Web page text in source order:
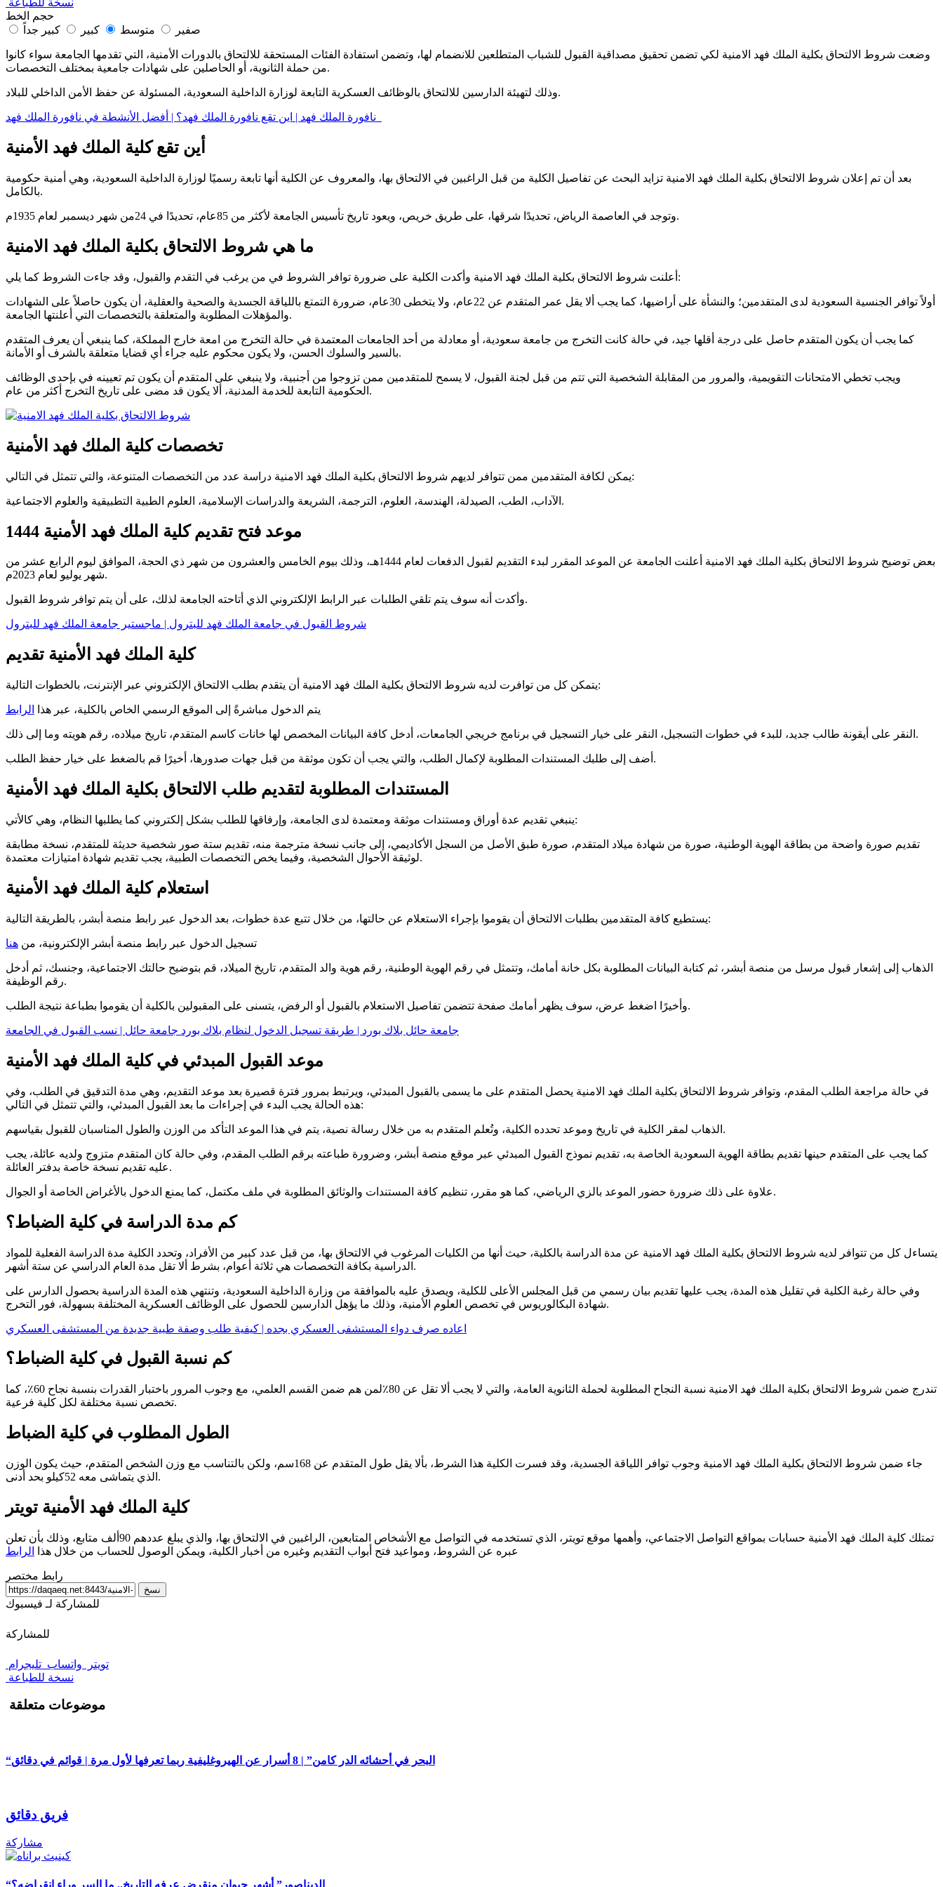
نسخة للطباعة
حجم الخط
صفير
متوسط كبير كبير جداً
وضعت شروط الالتحاق بكلية الملك فهد الامنية لكي تضمن تحقيق مصداقية القبول للشباب المتطلعين للانضمام لها، وتضمن استفادة الفئات المستحقة للالتحاق بالدورات الأمنية، التي تقدمها الجامعة سواء كانوا
من حملة الثانوية، أو الحاصلين على شهادات جامعية بمختلف التخصصات.
وذلك لتهيئة الدارسين للالتحاق بالوظائف العسكرية التابعة لوزارة الداخلية السعودية، المسئولة عن حفظ الأمن الداخلي للبلاد.
أين تقع كلية الملك فهد الأمنية
بعد أن تم إعلان شروط الالتحاق بكلية الملك فهد الامنية تزايد البحث عن تفاصيل الكلية من قبل الراغبين في الالتحاق بها، والمعروف عن الكلية أنها تابعة رسميًا لوزارة الداخلية السعودية، وهي أمنية حكومية
بالكامل.
وتوجد في العاصمة الرياض، تحديدًا شرقها، على طريق خريص، ويعود تاريخ تأسيس الجامعة لأكثر من 85عام، تحديدًا في 24من شهر ديسمبر لعام 1935م.
ما هي شروط الالتحاق بكلية الملك فهد الامنية
أعلنت شروط الالتحاق بكلية الملك فهد الامنية وأكدت الكلية على ضرورة توافر الشروط في من يرغب في التقدم والقبول، وقد جاءت الشروط كما يلي:
أولاً توافر الجنسية السعودية لدى المتقدمين؛ والنشأة على أراضيها، كما يجب ألا يقل عمر المتقدم عن 22عام، ولا يتخطى 30عام، ضرورة التمتع باللياقة الجسدية والصحية والعقلية، أن يكون حاصلاً على الشهادات
والمؤهلات المطلوبة والمتعلقة بالتخصصات التي أعلنتها الجامعة.
كما يجب أن يكون المتقدم حاصل على درجة أقلها جيد، في حالة كانت التخرج من جامعة سعودية، أو معادلة من أحد الجامعات المعتمدة في حالة التخرج من امعة خارج المملكة، كما ينبغي أن يعرف المتقدم
بالسير والسلوك الحسن، ولا يكون محكوم عليه جراء أي قضايا متعلقة بالشرف أو الأمانة.
ويجب تخطي الامتحانات التقويمية، والمرور من المقابلة الشخصية التي تتم من قبل لجنة القبول، لا يسمح للمتقدمين ممن تزوجوا من أجنبية، ولا ينبغي على المتقدم أن يكون تم تعيينه في بإحدى الوظائف
الحكومية التابعة للخدمة المدنية، ألا يكون قد مضى على تاريخ التخرج أكثر من عام.
تخصصات كلية الملك فهد الأمنية
يمكن لكافة المتقدمين ممن تتوافر لديهم شروط الالتحاق بكلية الملك فهد الامنية دراسة عدد من التخصصات المتنوعة، والتي تتمثل في التالي:
الآداب، الطب، الصيدلة، الهندسة، العلوم، الترجمة، الشريعة والدراسات الإسلامية، العلوم الطبية التطبيقية والعلوم الاجتماعية.
موعد فتح تقديم كلية الملك فهد الأمنية 1444
بعض توضيح شروط الالتحاق بكلية الملك فهد الامنية أعلنت الجامعة عن الموعد المقرر لبدء التقديم لقبول الدفعات لعام 1444هـ، وذلك بيوم الخامس والعشرون من شهر ذي الحجة، الموافق ليوم الرابع عشر من
شهر يوليو لعام 2023م.
وأكدت أنه سوف يتم تلقي الطلبات عبر الرابط الإلكتروني الذي أتاحته الجامعة لذلك، على أن يتم توافر شروط القبول.
شروط القبول في جامعة الملك فهد للبترول | ماجستير جامعة الملك فهد للبترول
كلية الملك فهد الأمنية تقديم
يتمكن كل من توافرت لديه شروط الالتحاق بكلية الملك فهد الامنية أن يتقدم بطلب الالتحاق الإلكتروني عبر الإنترنت، بالخطوات التالية:
يتم الدخول مباشرةً إلى الموقع الرسمي الخاص بالكلية، عبر هذا الرابط
النقر على أيقونة طالب جديد، للبدء في خطوات التسجيل، النقر على خيار التسجيل في برنامج خريجي الجامعات، أدخل كافة البيانات المخصص لها خانات كاسم المتقدم، تاريخ ميلاده، رقم هويته وما إلى ذلك.
أضف إلى طلبك المستندات المطلوبة لإكمال الطلب، والتي يجب أن تكون موثقة من قبل جهات صدورها، أخيرًا قم بالضغط على خيار حفظ الطلب.
المستندات المطلوبة لتقديم طلب الالتحاق بكلية الملك فهد الأمنية
ينبغي تقديم عدة أوراق ومستندات موثقة ومعتمدة لدى الجامعة، وإرفاقها للطلب بشكل إلكتروني كما يطلبها النظام، وهي كالأتي:
تقديم صورة واضحة من بطاقة الهوية الوطنية، صورة من شهادة ميلاد المتقدم، صورة طبق الأصل من السجل الأكاديمي، إلى جانب نسخة مترجمة منه، تقديم ستة صور شخصية حديثة للمتقدم، نسخة مطابقة
لوثيقة الأحوال الشخصية، وفيما يخص التخصصات الطبية، يجب تقديم شهادة امتيازات معتمدة.
استعلام كلية الملك فهد الأمنية
يستطيع كافة المتقدمين بطلبات الالتحاق أن يقوموا بإجراء الاستعلام عن حالتها، من خلال تتبع عدة خطوات، بعد الدخول عبر رابط منصة أبشر، بالطريقة التالية:
تسجيل الدخول عبر رابط منصة أبشر الإلكترونية، من هنا
الذهاب إلى إشعار قبول مرسل من منصة أبشر، ثم كتابة البيانات المطلوبة بكل خانة أمامك، وتتمثل في رقم الهوية الوطنية، رقم هوية والد المتقدم، تاريخ الميلاد، قم بتوضيح حالتك الاجتماعية، وجنسك، ثم أدخل
رقم الوظيفة.
وأخيرًا اضغط عرض، سوف يظهر أمامك صفحة تتضمن تفاصيل الاستعلام بالقبول أو الرفض، يتسنى على المقبولين بالكلية أن يقوموا بطباعة نتيجة الطلب.
جامعة حائل بلاك بورد | طريقة تسجيل الدخول لنظام بلاك بورد جامعة حائل | نسب القبول في الجامعة
موعد القبول المبدئي في كلية الملك فهد الأمنية
في حالة مراجعة الطلب المقدم، وتوافر شروط الالتحاق بكلية الملك فهد الامنية يحصل المتقدم على ما يسمى بالقبول المبدئي، ويرتبط بمرور فترة قصيرة بعد موعد التقديم، وهي مدة التدقيق في الطلب، وفي
هذه الحالة يجب البدء في إجراءات ما بعد القبول المبدئي، والتي تتمثل في التالي:
الذهاب لمقر الكلية في تاريخ وموعد تحدده الكلية، وتُعلم المتقدم به من خلال رسالة نصية، يتم في هذا الموعد التأكد من الوزن والطول المناسبان للقبول بقياسهم.
كما يجب على المتقدم حينها تقديم بطاقة الهوية السعودية الخاصة به، تقديم نموذج القبول المبدئي عبر موقع منصة أبشر، وضرورة طباعته برقم الطلب المقدم، وفي حالة كان المتقدم متزوج ولديه عائلة، يجب
عليه تقديم نسخة خاصة بدفتر العائلة.
علاوة على ذلك ضرورة حضور الموعد بالزي الرياضي، كما هو مقرر، تنظيم كافة المستندات والوثائق المطلوبة في ملف مكتمل، كما يمنع الدخول بالأغراض الخاصة أو الجوال.
كم مدة الدراسة في كلية الضباط؟
يتساءل كل من تتوافر لديه شروط الالتحاق بكلية الملك فهد الامنية عن مدة الدراسة بالكلية، حيث أنها من الكليات المرغوب في الالتحاق بها، من قبل عدد كبير من الأفراد، وتحدد الكلية مدة الدراسة الفعلية للمواد
الدراسية بكافة التخصصات هي ثلاثة أعوام، بشرط ألا تقل مدة العام الدراسي عن ستة أشهر.
وفي حالة رغبة الكلية في تقليل هذه المدة، يجب عليها تقديم بيان رسمي من قبل المجلس الأعلى للكلية، ويصدق عليه بالموافقة من وزارة الداخلية السعودية، وتنتهي هذه المدة الدراسية بحصول الدارس على
شهادة البكالوريوس في تخصص العلوم الأمنية، وذلك ما يؤهل الدارسين للحصول على الوظائف العسكرية المختلفة بسهولة، فور التخرج.
اعاده صرف دواء المستشفى العسكري بجده | كيفية طلب وصفة طبية جديدة من المستشفى العسكري
كم نسبة القبول في كلية الضباط؟
تندرج ضمن شروط الالتحاق بكلية الملك فهد الامنية نسبة النجاح المطلوبة لحملة الثانوية العامة، والتي لا يجب ألا تقل عن 80٪لمن هم ضمن القسم العلمي، مع وجوب المرور باختبار القدرات بنسبة نجاح 60٪، كما
تخصص نسبة مختلفة لكل كلية فرعية.
الطول المطلوب في كلية الضباط
جاء ضمن شروط الالتحاق بكلية الملك فهد الامنية وجوب توافر اللياقة الجسدية، وقد فسرت الكلية هذا الشرط، بألا يقل طول المتقدم عن 168سم، ولكن بالتناسب مع وزن الشخص المتقدم، حيث يكون الوزن
الذي يتماشى معه 52كيلو بحد أدنى.
كلية الملك فهد الأمنية تويتر
تمتلك كلية الملك فهد الأمنية حسابات بمواقع التواصل الاجتماعي، وأهمها موقع تويتر، الذي تستخدمه في التواصل مع الأشخاص المتابعين، الراغبين في الالتحاق بها، والذي يبلغ عددهم 90ألف متابع، وذلك بأن تعلن
عبره عن الشروط، ومواعيد فتح أبواب التقديم وغيره من أخبار الكلية، ويمكن الوصول للحساب من خلال هذا
الرابط
رابط مختصر
نسخ
للمشاركة لـ فيسبوك
للمشاركة
تويتر واتساب تليجرام
نسخة للطباعة
موضوعات متعلقة
“البحر في أحشائه الدر كامن” | 8 أسرار عن الهيروغليفية ربما تعرفها لأول مرة | قوائم في دقائق
فريق دقائق
مشاركة
“الديناصور” أشهر حيوان منقرض عرفه التاريخ.. ما السر وراء انقراضه؟